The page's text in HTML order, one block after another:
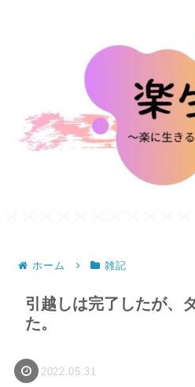
ホーム 雑記
引越しは完了したが、
た。
2022.05.31